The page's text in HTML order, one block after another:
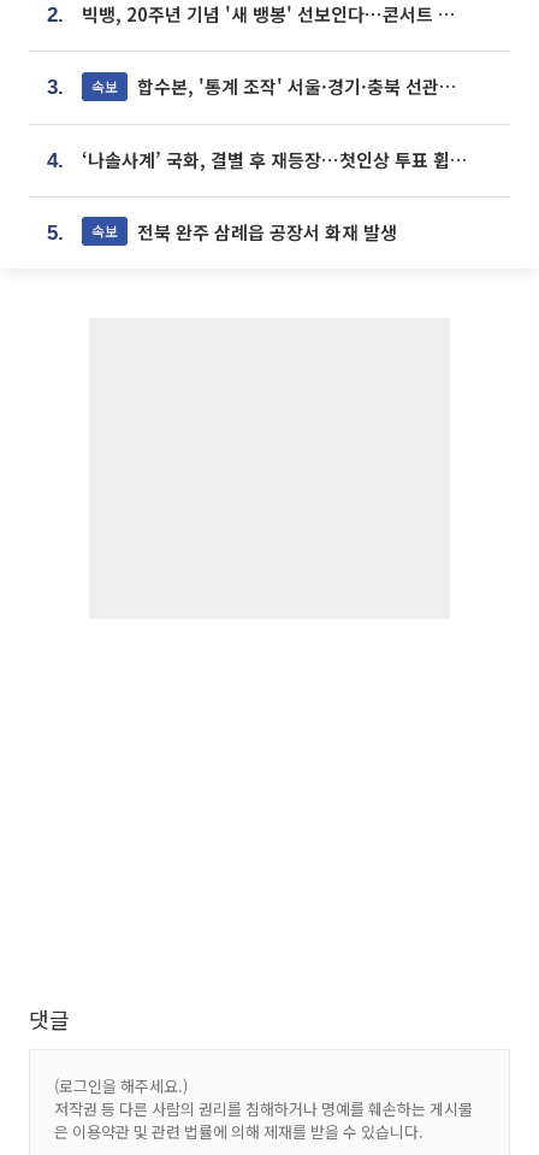
2. 빅뱅, 20주년 기념 '새 뱅봉' 선보인다⋯콘서트 앞두고 팝업 개최
3. 속보 합수본, '통계 조작' 서울·경기·충북 선관위 등 추가 압수수색
4. ‘나솔사계’ 국화, 결별 후 재등장⋯첫인상 투표 휩쓸고 ‘인기녀’ 등극
5. 속보 전북 완주 삼례읍 공장서 화재 발생
댓글